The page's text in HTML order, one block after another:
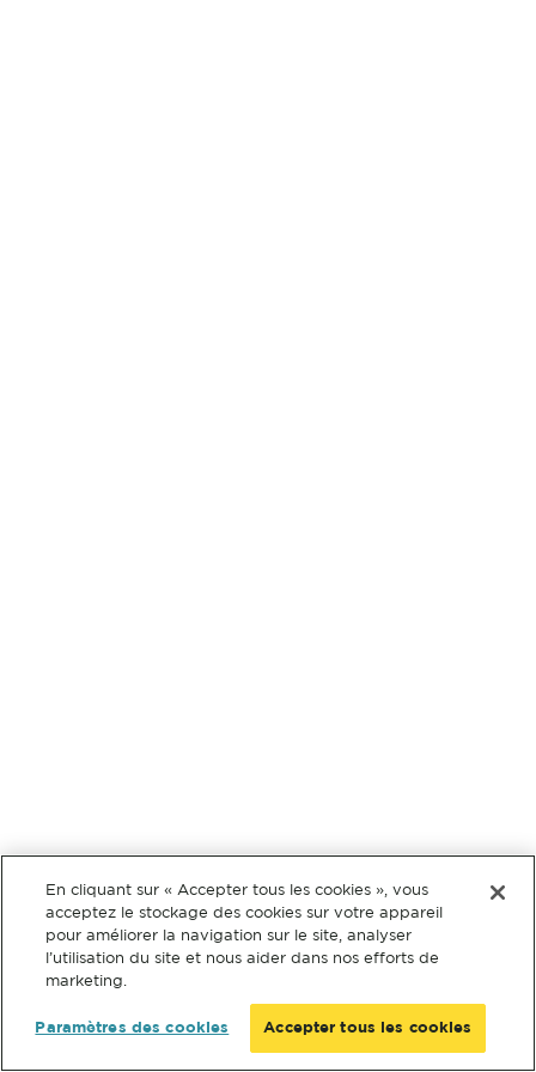
En cliquant sur « Accepter tous les cookies », vous
acceptez le stockage des cookies sur votre appareil
pour améliorer la navigation sur le site, analyser
l’utilisation du site et nous aider dans nos efforts de
marketing.
Paramètres des cookies Accepter tous les cookies